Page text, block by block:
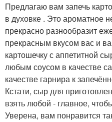
Предлагаю вам запечь
в духовке . Это ароматное
прекрасно разнообразит
прекрасным вкусом вас и
картошечку с аппетитной
любым соусом в качестве
качестве гарнира к
Кстати, сыр для
взять любой - главное,
Уверена, вам понравится